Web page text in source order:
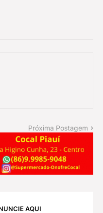
Próxima Postagem
AQUI